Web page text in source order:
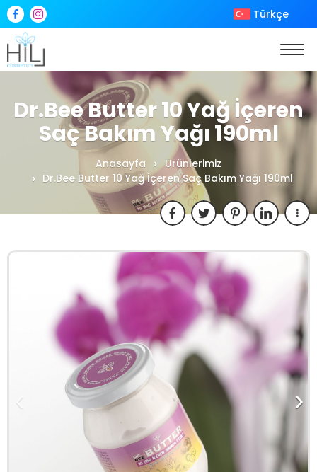
Türkçe
Dr.Bee Butter 10 Yağ İçeren
Saç Bakım Yağı 190ml
Anasayfa
Ürünlerimiz
Dr.Bee Butter 10 Yağ İçeren Saç Bakım Yağı 190ml
‹ ›